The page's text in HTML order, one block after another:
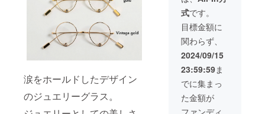
涙をホールドしたデザイン
のジュエリーグラス。
♢Size
レンズ
幅
43mm /
ブリッ
22mm /
テンプ
ル長
150mm
/ フロン
ネ拭き
が同封
されま
す。 3
色のお
色から
お選び
くださ
い。
♢Mater
ial チタ
ン / チタ
が揺れ
る特別
なデザ
イン。
カラー
はゴー
ルドで
す。
♢Mater
ial チタ
ン合金 /
ベータ
式です。
目標金額に
関わらず、
2024/09/15
23:59:59ま
でに集まっ
た金額が
ファンディ